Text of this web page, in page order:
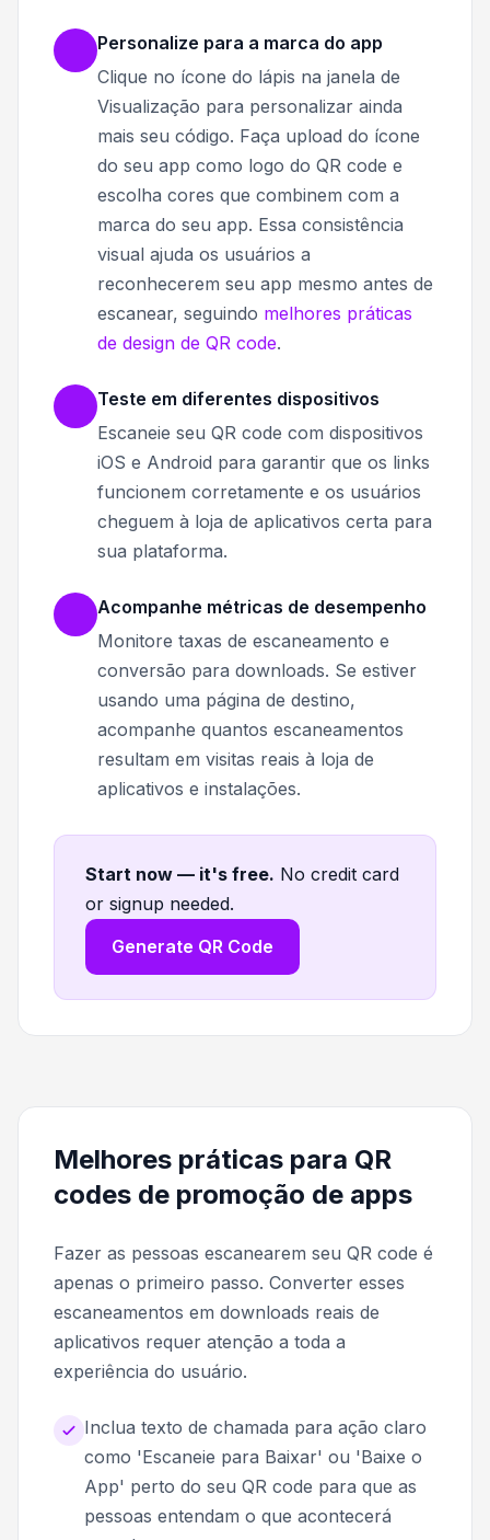
Personalize para a marca do app
Clique no ícone do lápis na janela de
Visualização para personalizar ainda
mais seu código. Faça upload do ícone
do seu app como logo do QR code e
escolha cores que combinem com a
marca do seu app. Essa consistência
visual ajuda os usuários a
reconhecerem seu app mesmo antes de
escanear, seguindo melhores práticas
de design de QR code.
Teste em diferentes dispositivos
Escaneie seu QR code com dispositivos
iOS e Android para garantir que os links
funcionem corretamente e os usuários
cheguem à loja de aplicativos certa para
sua plataforma.
Acompanhe métricas de desempenho
Monitore taxas de escaneamento e
conversão para downloads. Se estiver
usando uma página de destino,
acompanhe quantos escaneamentos
resultam em visitas reais à loja de
aplicativos e instalações.
Start now — it's free. No credit card
or signup needed.
Generate QR Code
Melhores práticas para QR
codes de promoção de apps
Fazer as pessoas escanearem seu QR code é
apenas o primeiro passo. Converter esses
escaneamentos em downloads reais de
aplicativos requer atenção a toda a
experiência do usuário.
Inclua texto de chamada para ação claro
como 'Escaneie para Baixar' ou 'Baixe o
App' perto do seu QR code para que as
pessoas entendam o que acontecerá